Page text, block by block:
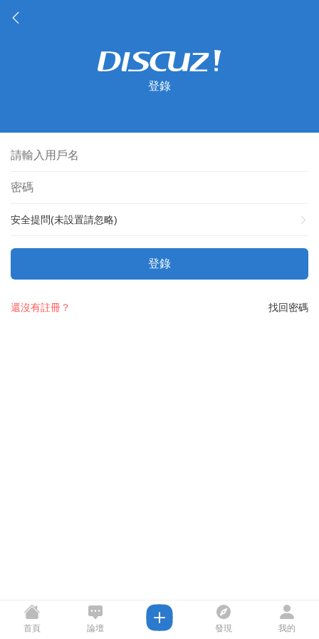
登錄
安全提問(未設置請忽略)
登錄
找回密碼
還沒有註冊？
首頁 論壇 發現 我的